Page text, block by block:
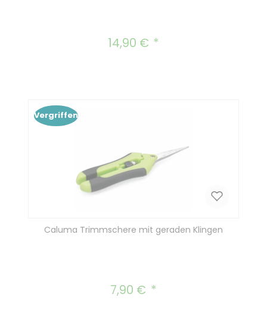
Regulärer Preis:
14,90 €
Vergriffen
Caluma Trimmschere mit geraden Klingen
Regulärer Preis:
7,90 €